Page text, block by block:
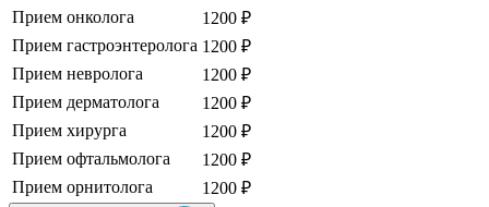
Прием онколога
1200 ₽
Прием гастроэнтеролога 1200 ₽
Прием невролога
1200 ₽
Прием дерматолога
1200 ₽
Прием хирурга
1200 ₽
Прием офтальмолога
1200 ₽
Прием орнитолога
1200 ₽